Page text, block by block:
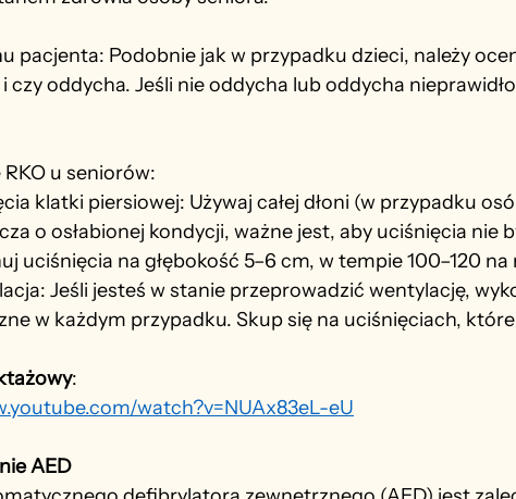
pacjenta: Podobnie jak w przypadku dzieci, należy
czy oddycha. Jeśli nie oddycha lub oddycha
u seniorów:
klatki piersiowej: Używaj całej dłoni (w przypadku
o osłabionej kondycji, ważne jest, aby uciśnięcia nie
uciśnięcia na głębokość 5–6 cm, w tempie 100–120 na
Jeśli jesteś w stanie przeprowadzić wentylację,
w każdym przypadku. Skup się na uciśnięciach,
:
watch?v=NUAx83eL-eU
AED